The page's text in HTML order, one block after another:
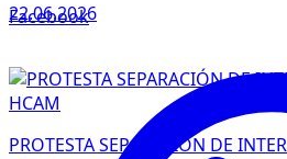
Facebook
22.06.2026
PROTESTA SEPARACIÓN DE